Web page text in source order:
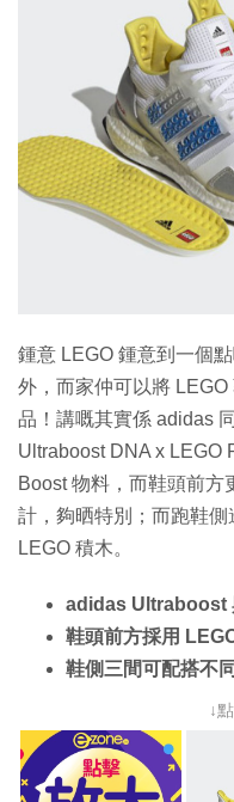
生成式AI與雲端應用
Enterprise Digital
鍾意 LEGO 鍾意到一個
外，而家仲可以將
品！講嘅其實係 adidas
Ultraboost DNA x LEGO
Boost 物料，而鞋頭前方
計，夠晒特別；而跑鞋
LEGO 積木。
adidas Ultraboost
鞋頭前方採用
鞋側三間可配搭不
↓